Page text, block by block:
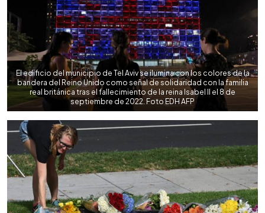
El edificio del municipio de Tel Aviv se ilumina con los colores de la
bandera del Reino Unido como señal de solidaridad con la familia
real británica tras el fallecimiento de la reina Isabel II el 8 de
septiembre de 2022. Foto EDH AFP